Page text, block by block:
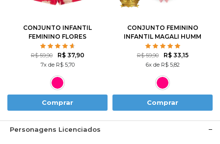
CONJUNTO INFANTIL
FEMININO FLORES
ROTATIVAS
R$ 59,90 R$ 37,90
7x de R$ 5,70
Comprar
CONJUNTO FEMININO
INFANTIL MAGALI HUMM
AMO MELANCIA- TURMA
DA MÔNICA
R$ 59,90 R$ 33,15
6x de R$ 5,82
Comprar
Personagens Licenciados